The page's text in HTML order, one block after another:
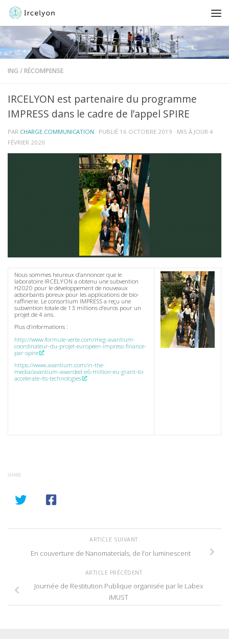
ING /RÉCOMPENSE
IRCELYON est partenaire du programme
IMPRESS dans le cadre de l’appel SPIRE
PAR CHARGE.COMMUNICATION · PUBLIÉ 16 OCTOBRE 2019 · MIS À JOUR 4
FÉVRIER 2020
Nous sommes heureux d’annoncer que le
laboratoire IRCELYON a obtenu une subvention
H2020 pour le développement de nouveaux
adsorbants poreux pour les applications de bio-
raffinerie. Le consortium IMPRESS a reçu une
subvention totale de 13 millions d’euros pour un
projet de 4 ans.
Plus d’informations :
http://www.formule-verte.com/meg-avantium-
coordinateur-du-projet-europeen-impress-finance-
par-spire
https://www.avantium.com/in-the-
media/avantium-awarded-e6-million-eu-grant-to-
accelerate-its-technologies
SHARE
ARTICLE SUIVANT
En couverture de Nanomaterials, de l’or luminescent
ARTICLE PRÉCÉDENT
Journée de Restitution Publique organisée par le Labex
iMUST